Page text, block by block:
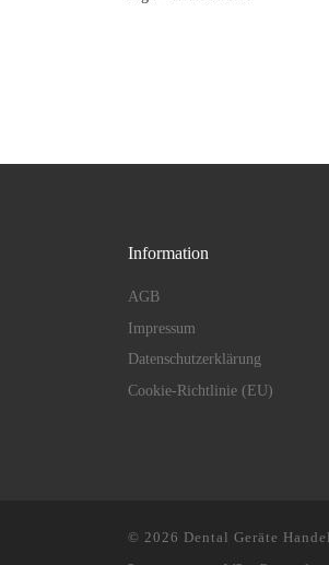
Information
AGB
Impressum
Datenschutzerklärung
Cookie-Richtlinie (EU)
© 2026 Dental Geräte Handel